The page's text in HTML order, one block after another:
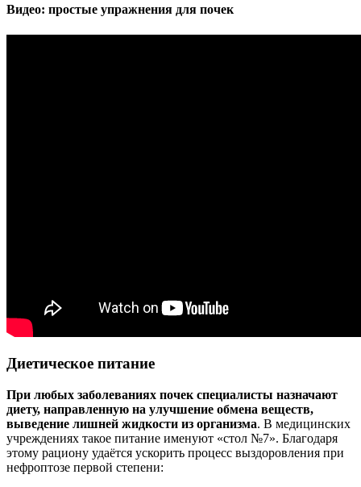
Видео: простые упражнения для почек
Диетическое питание
При любых заболеваниях почек специалисты назначают
диету, направленную на улучшение обмена веществ,
выведение лишней жидкости из организма. В медицинских
учреждениях такое питание именуют «стол №7». Благодаря
этому рациону удаётся ускорить процесс выздоровления при
нефроптозе первой степени: